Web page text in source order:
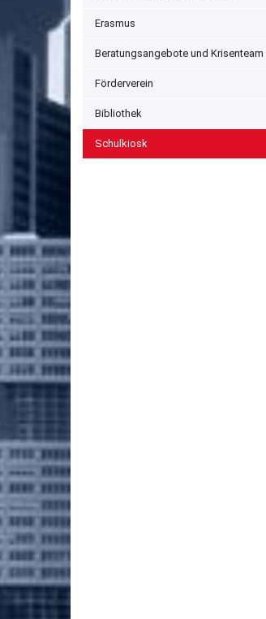
Erasmus
Beratungsangebote und Krisenteam
Förderverein
Bibliothek
Schulkiosk